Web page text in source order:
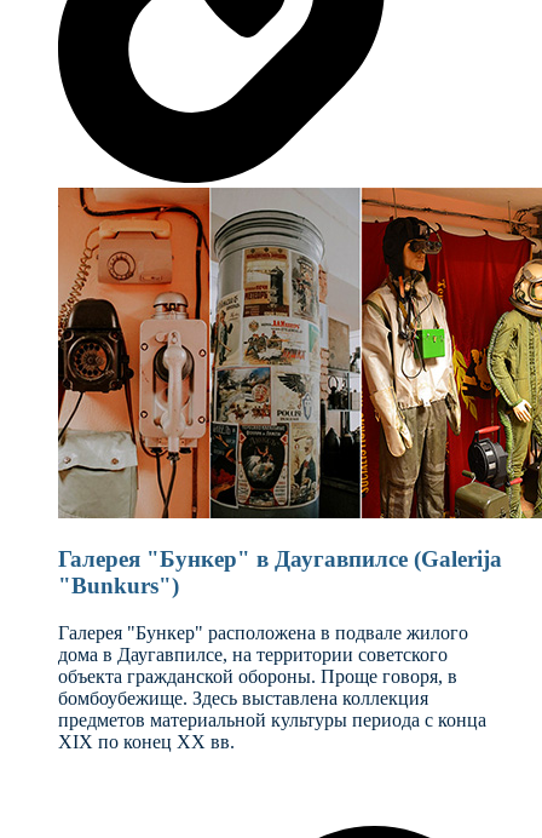
Галерея "Бункер" в Даугавпилсе (Galerija
"Bunkurs")
Галерея "Бункер" расположена в подвале жилого
дома в Даугавпилсе, на территории советского
объекта гражданской обороны. Проще говоря, в
бомбоубежище. Здесь выставлена коллекция
предметов материальной культуры периода с конца
XIX по конец XX вв.